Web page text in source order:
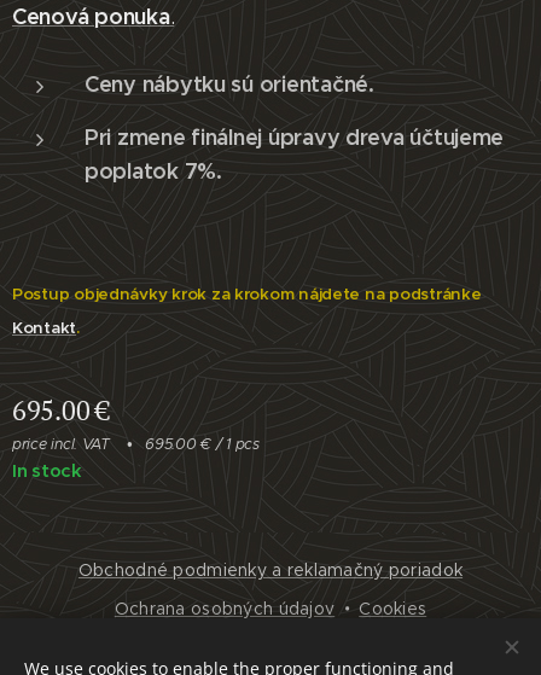
Cenová ponuka.
Ceny nábytku sú orientačné.
Pri zmene finálnej úpravy dreva účtujeme
poplatok 7%.
Postup objednávky krok za krokom nájdete na podstránke
Kontakt.
695.00€
price incl. VAT 695.00 € / 1 pcs
In stock
Obchodné podmienky a reklamačný poriadok
Ochrana osobných údajov
Cookies
Languages
We use cookies to enable the proper functioning and